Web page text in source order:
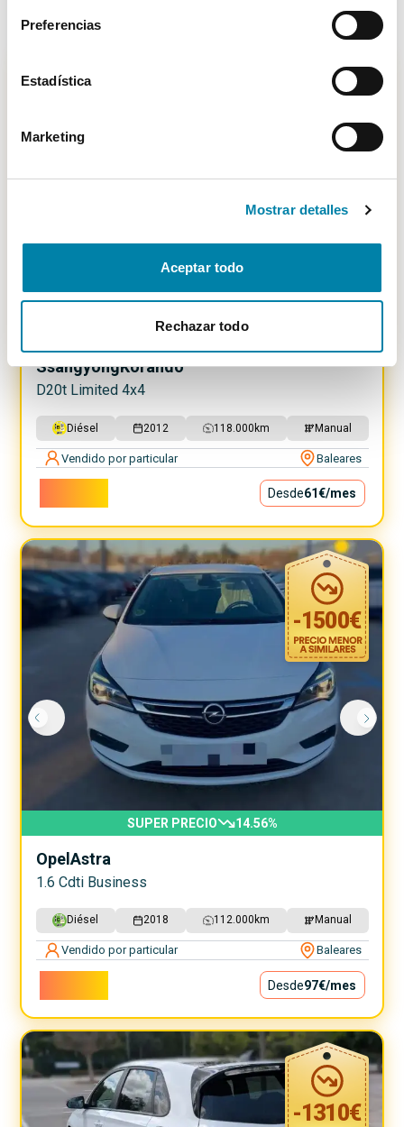
Preferencias
Estadística
Marketing
Mostrar detalles
Aceptar todo
Rechazar todo
3300€
SUPER PRECIO 37.5
SsangyongKorando
D20t Limited 4x4
Diésel 2012 118.000 km Manual
Vendido por particular Baleares
Desde61€/mes
-1500€
SUPER PRECIO 14.56%
OpelAstra
1.6 Cdti Business
Diésel 2018 112.000 km Manual
Vendido por particular Baleares
Desde97€/mes
-1310€